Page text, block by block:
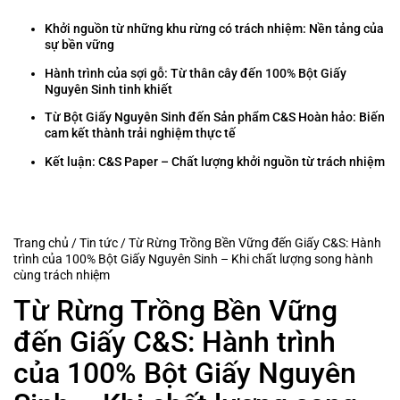
Khởi nguồn từ những khu rừng có trách nhiệm: Nền tảng của
sự bền vững
Hành trình của sợi gỗ: Từ thân cây đến 100% Bột Giấy
Nguyên Sinh tinh khiết
Từ Bột Giấy Nguyên Sinh đến Sản phẩm C&S Hoàn hảo: Biến
cam kết thành trải nghiệm thực tế
Kết luận: C&S Paper – Chất lượng khởi nguồn từ trách nhiệm
Trang chủ /Tin tức /Từ Rừng Trồng Bền Vững đến Giấy C&S: Hành
trình của 100% Bột Giấy Nguyên Sinh – Khi chất lượng song hành
cùng trách nhiệm
Từ Rừng Trồng Bền Vững
đến Giấy C&S: Hành trình
của 100% Bột Giấy Nguyên